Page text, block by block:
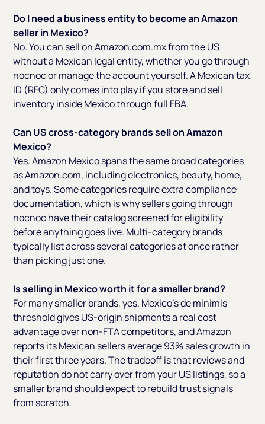
Do I need a business entity to become an Amazon
seller in Mexico?
No. You can sell on Amazon.com.mx from the US
without a Mexican legal entity, whether you go through
nocnoc or manage the account yourself. A Mexican tax
ID (RFC) only comes into play if you store and sell
inventory inside Mexico through full FBA.
Can US cross-category brands sell on Amazon
Mexico?
Yes. Amazon Mexico spans the same broad categories
as Amazon.com, including electronics, beauty, home,
and toys. Some categories require extra compliance
documentation, which is why sellers going through
nocnoc have their catalog screened for eligibility
before anything goes live. Multi-category brands
typically list across several categories at once rather
than picking just one.
Is selling in Mexico worth it for a smaller brand?
For many smaller brands, yes. Mexico's de minimis
threshold gives US-origin shipments a real cost
advantage over non-FTA competitors, and Amazon
reports its Mexican sellers average 93% sales growth in
their first three years. The tradeoff is that reviews and
reputation do not carry over from your US listings, so a
smaller brand should expect to rebuild trust signals
from scratch.